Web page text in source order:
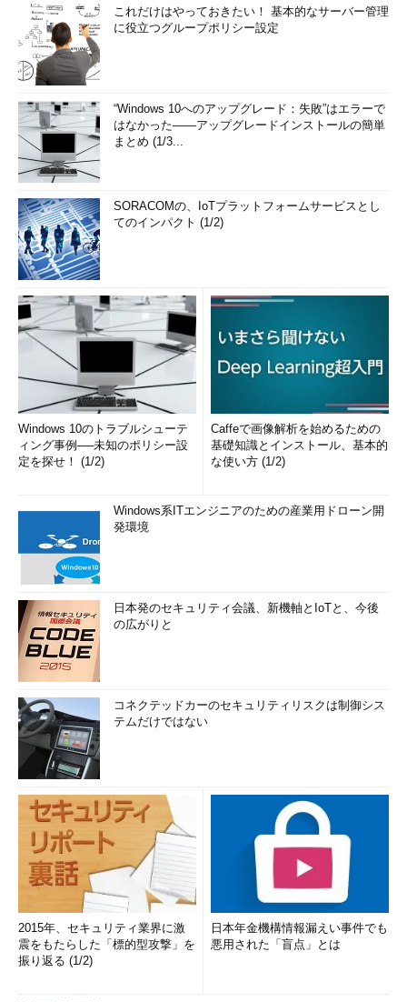
これだけはやっておきたい！ 基本的なサーバー管理
に役立つグループポリシー設定
“Windows 10へのアップグレード：失敗”はエラーで
はなかった――アップグレードインストールの簡単
まとめ (1/3...
SORACOMの、IoTプラットフォームサービスとし
てのインパクト (1/2)
Windows 10のトラブルシューテ
ィング事例──未知のポリシー設
定を探せ！ (1/2)
Caffeで画像解析を始めるための
基礎知識とインストール、基本的
な使い方 (1/2)
Windows系ITエンジニアのための産業用ドローン開
発環境
日本発のセキュリティ会議、新機軸とIoTと、今後
の広がりと
コネクテッドカーのセキュリティリスクは制御シス
テムだけではない
2015年、セキュリティ業界に激
震をもたらした「標的型攻撃」を
振り返る (1/2)
日本年金機構情報漏えい事件でも
悪用された「盲点」とは